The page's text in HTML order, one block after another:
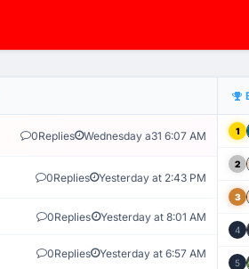
HỆ THỐNG GIÁM SÁT TỰ
0Replies Wednesday a31 6:07 AM
0Replies Yesterday at 2:43 PM
0Replies Yesterday at 8:01 AM
0Replies Yesterday at 6:57 AM
1
2
3
4
5